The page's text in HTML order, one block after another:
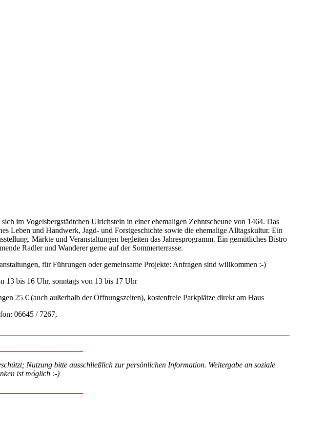
im Vogelsbergstädtchen Ulrichstein in einer ehemaligen Zehntscheune von 1464. Das
Leben und Handwerk, Jagd- und Forstgeschichte sowie die ehemalige Alltagskultur. Ein
Märkte und Veranstaltungen begleiten das Jahresprogramm. Ein gemütliches Bistro
Radler und Wanderer gerne auf der Sommerterrasse.
für Führungen oder gemeinsame Projekte: Anfragen sind willkommen :-)
13 bis 16 Uhr, sonntags von 13 bis 17 Uhr
25 € (auch außerhalb der Öffnungszeiten), kostenfreie Parkplätze direkt am Haus
06645 / 7267,
Nutzung bitte ausschließlich zur persönlichen Information. Weitergabe an soziale
ist möglich :-)